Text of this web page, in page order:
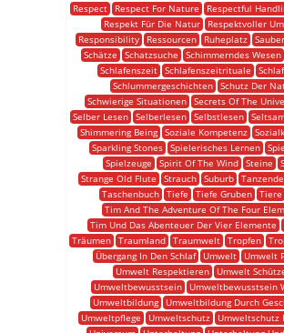
Respect
Respect For Nature Respectful
Respekt Für Die Natur
Respektvoller
Responsibility
Ressourcen Ruheplatz
Schätze
Schatzsuche Schimmerndes Wesen
Schlafenszeit Schlafenszeitrituale
Schlummergeschichten Schutz Der
Schwierige Situationen
Secrets Of The
Selber Lesen
Selberlesen Selbstlesen
Shimmering Being
Soziale Kompetenz
Sparkling Stones Spielerisches Lernen
Spielzeuge
Spirit Of The Wind Steine
Strange Old Flute
Strauch Suburb
Taschenbuch Tiefe Tiefe Gruben Tiere
Tim And The Adventure Of The Four
Tim Und Das Abenteuer Der Vier Elemente
Träumen
Traumland Traumwelt Tropfen
Übergang In Den Schlaf
Umwelt
Umwelt
Umwelt Respektieren
Umwelt
Umweltbewusstsein
Umweltbewusstsein
Umweltbildung
Umweltbildung Durch
Umweltpflege
Umweltschutz
Umweltschutz